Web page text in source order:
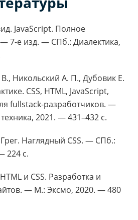
JavaScript. Полное
— 7-е изд. — СПб.: Диалектика,
Никольский А. П., Дубовик Е.
CSS, HTML, JavaScript,
fullstack-разработчиков. —
2021. — 431–432 с.
Наглядный CSS. — СПб.:
224 с.
и CSS. Разработка и
— М.: Эксмо, 2020. — 480